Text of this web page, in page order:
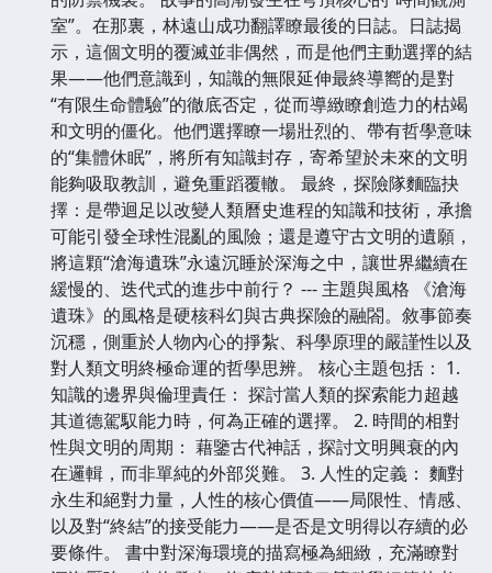
室”。在那裏，林遠山成功翻譯瞭最後的日誌。日誌揭
示，這個文明的覆滅並非偶然，而是他們主動選擇的結
果——他們意識到，知識的無限延伸最終導嚮的是對
“有限生命體驗”的徹底否定，從而導緻瞭創造力的枯竭
和文明的僵化。他們選擇瞭一場壯烈的、帶有哲學意味
的“集體休眠”，將所有知識封存，寄希望於未來的文明
能夠吸取教訓，避免重蹈覆轍。 最終，探險隊麵臨抉
擇：是帶迴足以改變人類曆史進程的知識和技術，承擔
可能引發全球性混亂的風險；還是遵守古文明的遺願，
將這顆“滄海遺珠”永遠沉睡於深海之中，讓世界繼續在
緩慢的、迭代式的進步中前行？ --- 主題與風格 《滄海
遺珠》的風格是硬核科幻與古典探險的融閤。敘事節奏
沉穩，側重於人物內心的掙紮、科學原理的嚴謹性以及
對人類文明終極命運的哲學思辨。 核心主題包括： 1.
知識的邊界與倫理責任： 探討當人類的探索能力超越
其道德駕馭能力時，何為正確的選擇。 2. 時間的相對
性與文明的周期： 藉鑒古代神話，探討文明興衰的內
在邏輯，而非單純的外部災難。 3. 人性的定義： 麵對
永生和絕對力量，人性的核心價值——局限性、情感、
以及對“終結”的接受能力——是否是文明得以存續的必
要條件。 書中對深海環境的描寫極為細緻，充滿瞭對